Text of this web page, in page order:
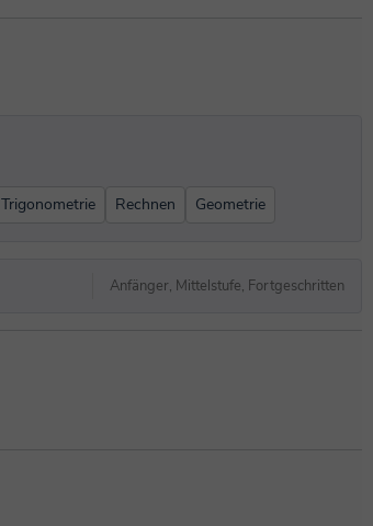
Trigonometrie Rechnen Geometrie
Anfänger, Mittelstufe, Fortgeschritten